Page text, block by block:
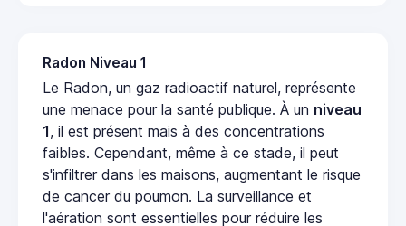
Radon Niveau 1
Le Radon, un gaz radioactif naturel, représente
une menace pour la santé publique. À un niveau
1, il est présent mais à des concentrations
faibles. Cependant, même à ce stade, il peut
s'infiltrer dans les maisons, augmentant le risque
de cancer du poumon. La surveillance et
l'aération sont essentielles pour réduire les